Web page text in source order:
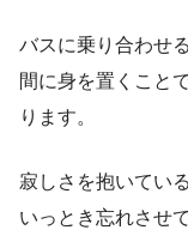
バスに乗り合わせ
間に身を置くこと
ります。
寂しさを抱いてい
いっとき忘れさせ